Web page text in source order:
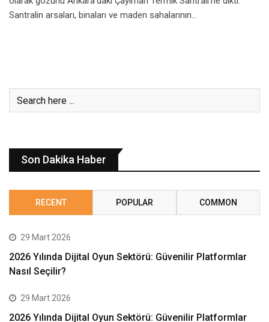
Santralin arsaları, binaları ve maden sahalarının…
Son Dakika Haber
RECENT POPULAR COMMON
29 Mart 2026
2026 Yılında Dijital Oyun Sektörü: Güvenilir Platformlar
Nasıl Seçilir?
29 Mart 2026
2026 Yılında Dijital Oyun Sektörü: Güvenilir Platformlar